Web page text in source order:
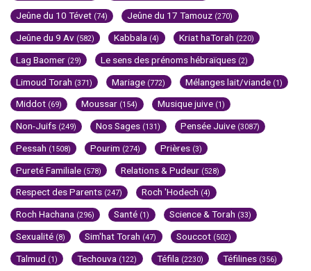
Jeûne du 10 Tévet (74) Jeûne du 17 Tamouz (270)
Jeûne du 9 Av (582) Kabbala (4) Kriat haTorah (220)
Lag Baomer (29) Le sens des prénoms hébraïques (2)
Limoud Torah (371) Mariage (772) Mélanges lait/viande (1)
Middot (69) Moussar (154) Musique juive (1)
Non-Juifs (249) Nos Sages (131) Pensée Juive (3087)
Pessah (1508) Pourim (274) Prières (3)
Pureté Familiale (578) Relations & Pudeur (528)
Respect des Parents (247) Roch 'Hodech (4)
Roch Hachana (296) Santé (1) Science & Torah (33)
Sexualité (8) Sim'hat Torah (47) Souccot (502)
Talmud (1) Techouva (122) Téfila (2230) Téfilines (356)